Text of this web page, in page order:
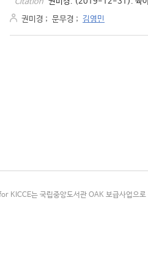
Citation
권미경 ; 문무경 ; 김영민
KICCE는 국립중앙도서관 OAK 보급사업으로